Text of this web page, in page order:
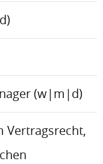
(w|m|d)
Vertragsrecht,